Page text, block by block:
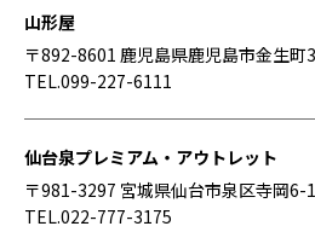
山形屋
〒892-8601 鹿児島県鹿児島市金生町
TEL.099-227-6111
仙台泉プレミアム・アウトレット
〒981-3297 宮城県仙台市泉区寺岡6-
TEL.022-777-3175